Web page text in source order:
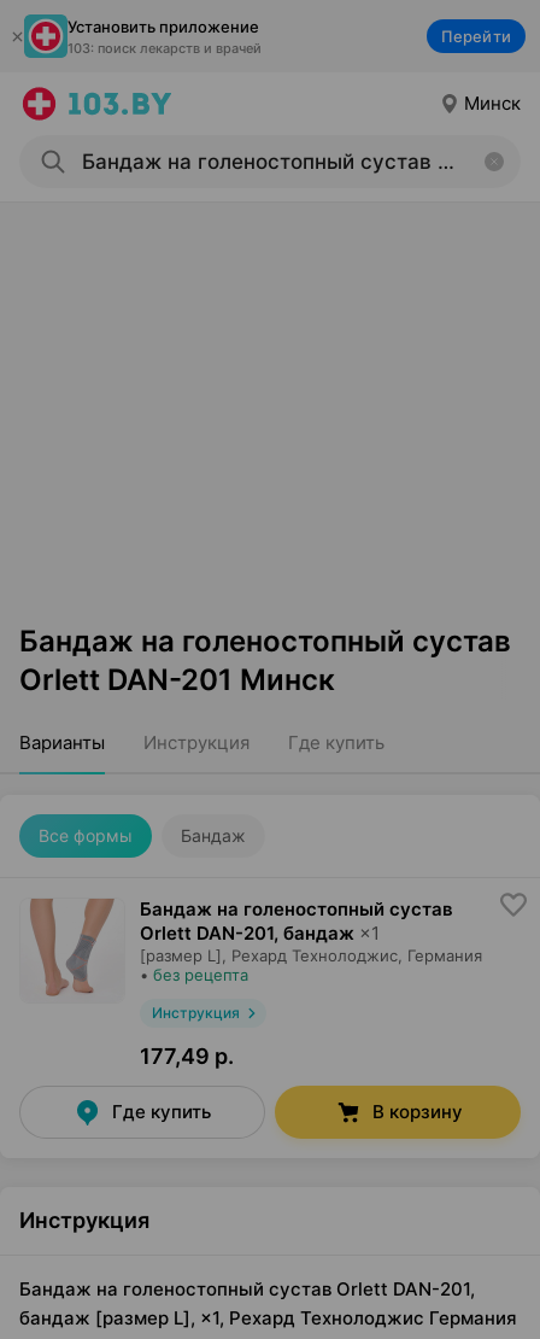
Установить приложение
103: поиск лекарств и врачей
Перейти
Минск
Бандаж на голеностопный сустав
Orlett DAN-201 Минск
Варианты Инструкция Где купить
Все формы Бандаж
Бандаж на голеностопный сустав
Orlett DAN-201, бандаж ×1
[размер L], Рехард Технолоджис , Германия
• без рецепта
Инструкция
177,49 р.
Где купить В корзину
Инструкция
Бандаж на голеностопный сустав Orlett DAN-201,
бандаж [размер L], ×1, Рехард Технолоджис Германия